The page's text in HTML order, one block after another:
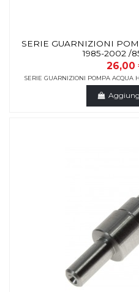
SERIE GUARNIZIONI
1985-2002 /
SERIE GUARNIZIONI POMPA ACQUA